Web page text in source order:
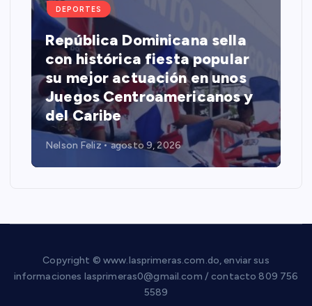
DEPORTES
República Dominicana sella
con histórica fiesta popular
su mejor actuación en unos
Juegos Centroamericanos y
del Caribe
Nelson Feliz agosto 9, 2026
Copyright © www.lasprimeras.com.do, enviar sus
informaciones lasprimeras0@gmail.com / contacto 809 756
5589